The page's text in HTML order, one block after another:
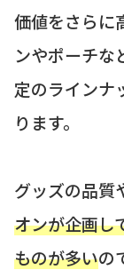
価値をさらに
ンやポーチな
定のラインナ
ります。
グッズの品質
オンが企画し
ものが多いの